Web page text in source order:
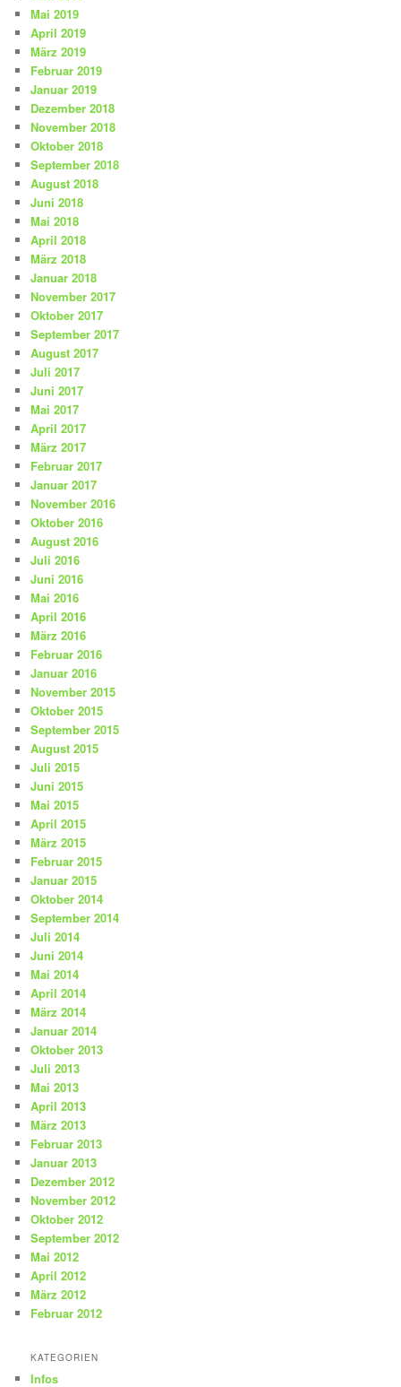
Mai 2019
April 2019
März 2019
Februar 2019
Januar 2019
Dezember 2018
November 2018
Oktober 2018
September 2018
August 2018
Juni 2018
Mai 2018
April 2018
März 2018
Januar 2018
November 2017
Oktober 2017
September 2017
August 2017
Juli 2017
Juni 2017
Mai 2017
April 2017
März 2017
Februar 2017
Januar 2017
November 2016
Oktober 2016
August 2016
Juli 2016
Juni 2016
Mai 2016
April 2016
März 2016
Februar 2016
Januar 2016
November 2015
Oktober 2015
September 2015
August 2015
Juli 2015
Juni 2015
Mai 2015
April 2015
März 2015
Februar 2015
Januar 2015
Oktober 2014
September 2014
Juli 2014
Juni 2014
Mai 2014
April 2014
März 2014
Januar 2014
Oktober 2013
Juli 2013
Mai 2013
April 2013
März 2013
Februar 2013
Januar 2013
Dezember 2012
November 2012
Oktober 2012
September 2012
Mai 2012
April 2012
März 2012
Februar 2012
KATEGORIEN
Infos